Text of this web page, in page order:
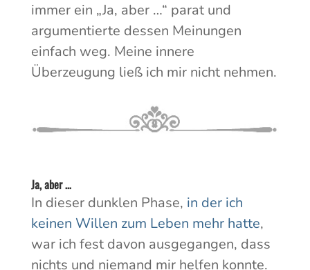
immer ein „Ja, aber …“ parat und
argumentierte dessen Meinungen
einfach weg. Meine innere
Überzeugung ließ ich mir nicht nehmen.
Ja, aber …
In dieser dunklen Phase, in der ich
keinen Willen zum Leben mehr hatte,
war ich fest davon ausgegangen, dass
nichts und niemand mir helfen konnte.